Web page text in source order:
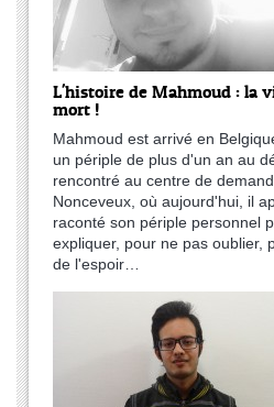
L'histoire de Mahmoud : la
mort !
Mahmoud est arrivé en
un périple de plus d'un an au
rencontré au centre de
Nonceveux, où aujourd'hui, il
raconté son périple personnel
expliquer, pour ne pas oublier,
de l'espoir…